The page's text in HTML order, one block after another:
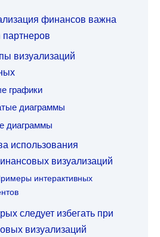
финансов важна
партнеров
визуализаций
графики
диаграммы
диаграммы
использования
визуализаций
интерактивных
следует избегать при
визуализаций